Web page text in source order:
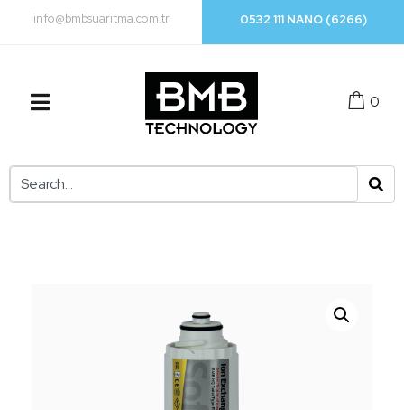
info@bmbsuaritma.com.tr 0532 111 NANO (6266)
0